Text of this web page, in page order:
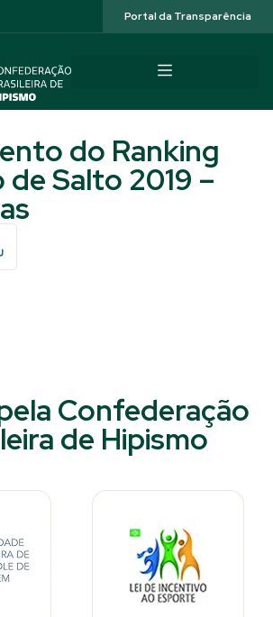
Portal da Transparência
do Ranking
de Salto 2019 –
Confederação
de Hipismo